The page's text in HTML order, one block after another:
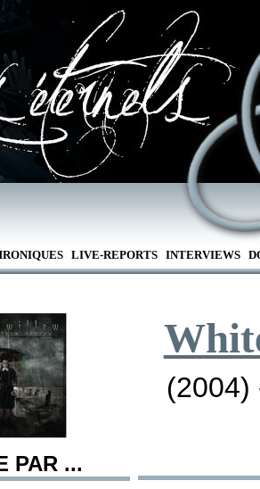
LIVE-REPORTS INTERVIEWS
PAR ...